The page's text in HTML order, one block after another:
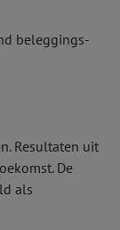
beleggings­
Resultaten uit
De
als